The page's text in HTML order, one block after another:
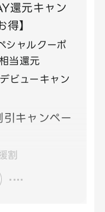
還元キャン
得】
シャルクーポ
当還元
ビューキャン
キャンペー
割